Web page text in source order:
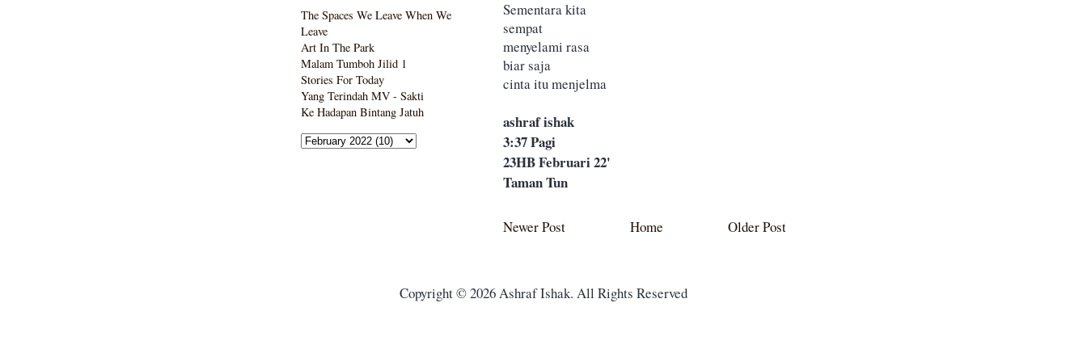
The Spaces We Leave When We
Leave
Art In The Park
Malam Tumboh Jilid 1
Stories For Today
Yang Terindah MV - Sakti
Ke Hadapan Bintang Jatuh
Sementara kita
sempat
menyelami rasa
biar saja
cinta itu menjelma
ashraf ishak
3:37 Pagi
23HB Februari 22'
Taman Tun
Newer Post Older Post
Home
Copyright © 2026 Ashraf Ishak. All Rights Reserved